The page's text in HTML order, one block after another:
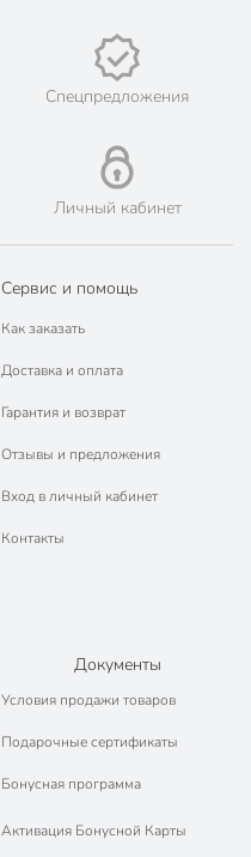
Спецпредложения
Личный кабинет
Сервис и помощь
Как заказать
Доставка и оплата
Гарантия и возврат
Отзывы и предложения
Вход в личный кабинет
Контакты
Документы
Условия продажи товаров
Подарочные сертификаты
Бонусная программа
Активация Бонусной Карты